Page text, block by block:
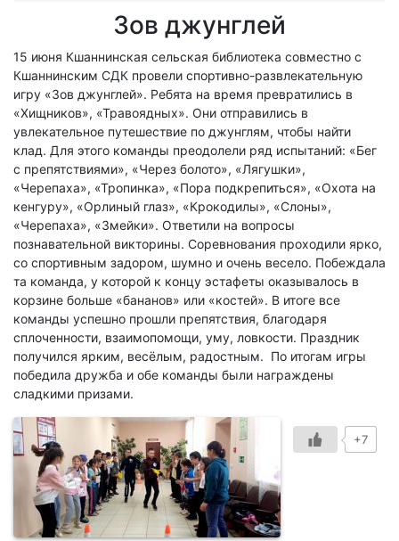
Зов джунглей
15 июня Кшаннинская сельская библиотека совместно с
Кшаннинским СДК провели спортивно-развлекательную
игру «Зов джунглей». Ребята на время превратились в
«Хищников», «Травоядных». Они отправились в
увлекательное путешествие по джунглям, чтобы найти
клад. Для этого команды преодолели ряд испытаний: «Бег
с препятствиями», «Через болото», «Лягушки»,
«Черепаха», «Тропинка», «Пора подкрепиться», «Охота на
кенгуру», «Орлиный глаз», «Крокодилы», «Слоны»,
«Черепаха», «Змейки». Ответили на вопросы
познавательной викторины. Соревнования проходили ярко,
со спортивным задором, шумно и очень весело. Побеждала
та команда, у которой к концу эстафеты оказывалось в
корзине больше «бананов» или «костей». В итоге все
команды успешно прошли препятствия, благодаря
сплоченности, взаимопомощи, уму, ловкости. Праздник
получился ярким, весёлым, радостным. По итогам игры
победила дружба и обе команды были награждены
сладкими призами.
+7